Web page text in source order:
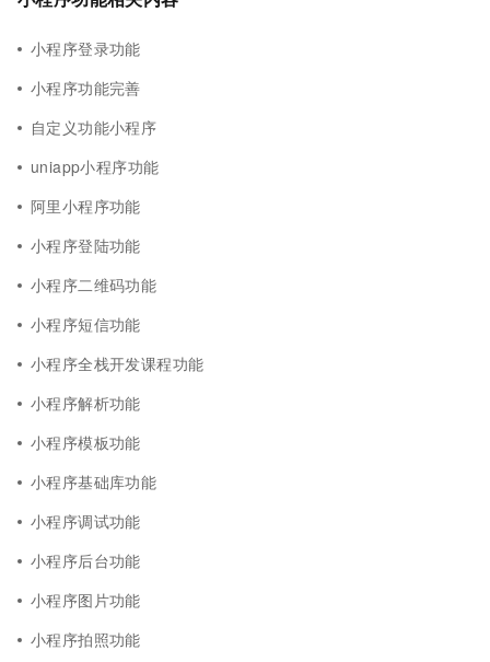
小程序登录功能
小程序功能完善
自定义功能小程序
uniapp小程序功能
阿里小程序功能
小程序登陆功能
小程序二维码功能
小程序短信功能
小程序全栈开发课程功能
小程序解析功能
小程序模板功能
小程序基础库功能
小程序调试功能
小程序后台功能
小程序图片功能
小程序拍照功能